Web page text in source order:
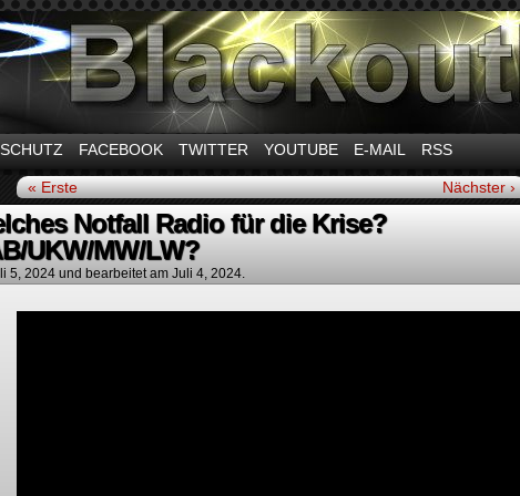
Thema Stromausfall
FACEBOOK TWITTER YOUTUBE E-MAIL RSS
« Erste Nächster ›
Notfall Radio für die Krise?
UKW/MW/LW?
5, 2024 und bearbeitet am Juli 4, 2024.